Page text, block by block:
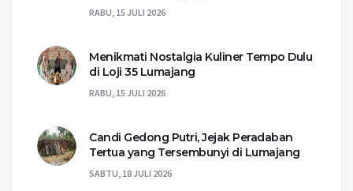
RABU, 15 JULI 2026
Menikmati Nostalgia Kuliner Tempo Dulu
di Loji 35 Lumajang
RABU, 15 JULI 2026
Candi Gedong Putri, Jejak Peradaban
Tertua yang Tersembunyi di Lumajang
SABTU, 18 JULI 2026